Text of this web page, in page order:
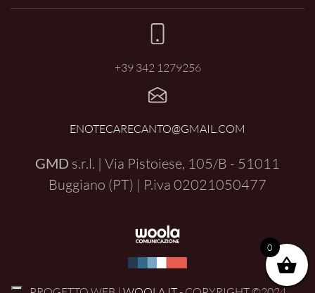
+39 342 1279256
ENOTECARECANTO@GMAIL.COM
GMD s.r.l. | Via Pistoiese, 105/B - 51011
Buggiano (PT) | P.iva 02021050477
0